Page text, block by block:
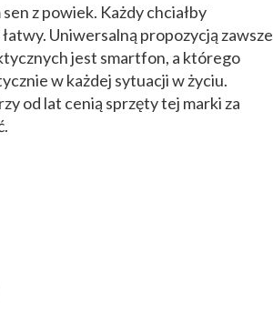
z powiek. Każdy chciałby
Uniwersalną propozycją zawsze
jest smartfon, a którego
w każdej sytuacji w życiu.
od lat cenią sprzęty tej marki za